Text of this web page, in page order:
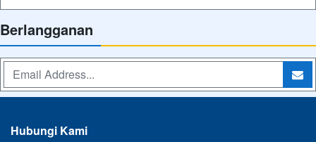
Berlangganan
Hubungi Kami